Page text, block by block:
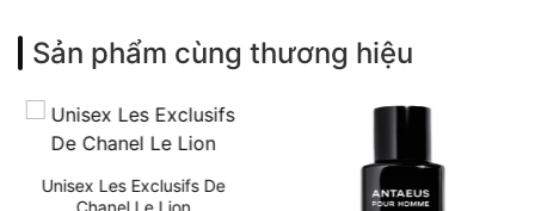
Sản phẩm cùng thương hiệu
Unisex Les Exclusifs De
Chanel Le Lion